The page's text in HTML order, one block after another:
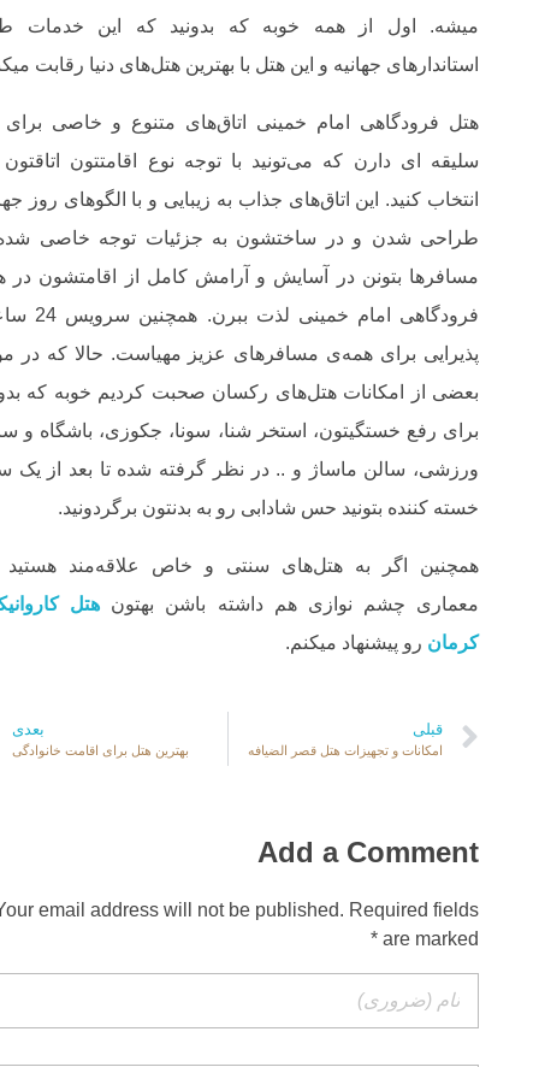
میشه. اول از همه خوبه که بدونید که این خدمات
استاندارهای جهانیه و این هتل با بهترین هتل‌های دنیا رقابت
هتل فرودگاهی امام خمینی اتاق‌های متنوع و خاصی
سلیقه ای دارن که می‌تونید با توجه نوع اقامتتون
انتخاب کنید. این اتاق‌‌های جذاب به زیبایی و با الگوهای روز
طراحی شدن و در ساختشون به جزئیات توجه خاصی شده
مسافرها بتونن در آسایش و آرامش کامل از اقامتشون در
فرودگاهی امام خمینی لذت
پذیرایی برای همه‌ی مسافرهای عزیز مهیاست. حالا که در
بعضی از امکانات هتل‌های رکسان صحبت کردیم خوبه که
برای رفع خستگیتون، استخر شنا، سونا، جکوزی، باشگاه و
ورزشی، سالن ماساژ و .. در نظر گرفته شده تا بعد از یک
خسته کننده بتونید حس شادابی رو به بدنتون برگردونید.
همچنین اگر به هتل‌های سنتی و خاص علاقه‌مند هستید
معماری چشم نوازی هم داشته باشن بهتون هتل
کرمان رو پیشنهاد میکنم.
قبلی
امکانات و تجهیزات هتل قصر الضیافه
بعدی
بهترین هتل برای اقامت خانوادگی
Add a Comment
email address will not be published. Required fields
are marked *